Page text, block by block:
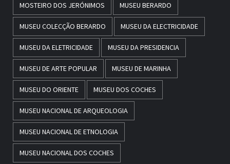
MOSTEIRO DOS JERÓNIMOS MUSEU BERARDO
MUSEU COLECÇÃO BERARDO MUSEU DA ELECTRICIDADE
MUSEU DA ELETRICIDADE MUSEU DA PRESIDENCIA
MUSEU DE ARTE POPULAR MUSEU DE MARINHA
MUSEU DO ORIENTE MUSEU DOS COCHES
MUSEU NACIONAL DE ARQUEOLOGIA
MUSEU NACIONAL DE ETNOLOGIA
MUSEU NACIONAL DOS COCHES